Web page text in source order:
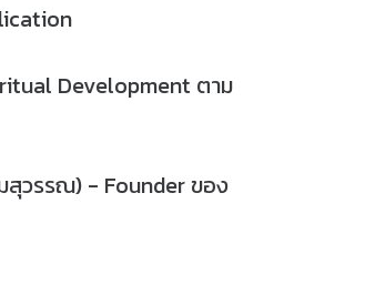
Development ตาม
สุวรรณ) - Founder ของ